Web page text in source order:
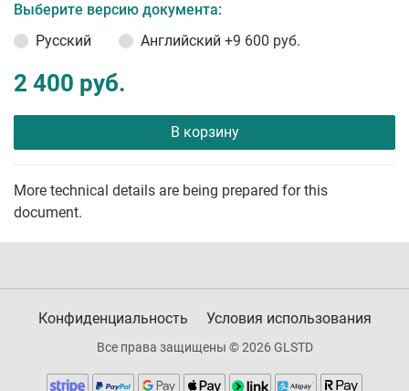
Выберите версию документа:
Русский
Английский +9 600 руб.
2 400 руб.
В корзину
More technical details are being prepared for this
document.
Конфиденциальность Условия использования
Все права защищены © 2026 GLSTD